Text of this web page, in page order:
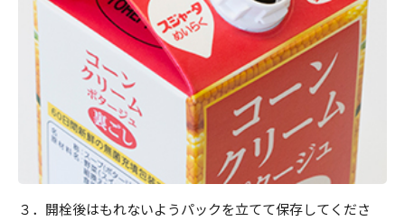
３．開栓後はもれないようパックを立てて保存してくださ